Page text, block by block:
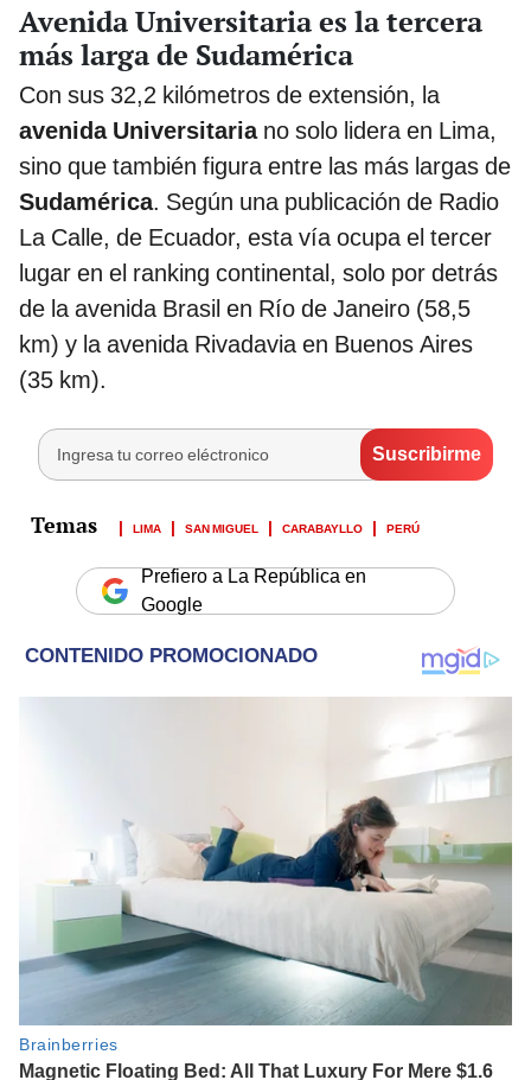
Avenida Universitaria es la tercera
más larga de Sudamérica
Con sus 32,2 kilómetros de extensión, la
avenida Universitariano solo lidera en Lima,
sino que también figura entre las más largas de
Sudamérica. Según una publicación de Radio
La Calle, de Ecuador, esta vía ocupa el tercer
lugar en el ranking continental, solo por detrás
de la avenida Brasil en Río de Janeiro (58,5
km) y la avenida Rivadavia en Buenos Aires
(35 km).
LIMA SAN MIGUEL CARABAYLLO PERÚ
Prefiero a La República en
Google